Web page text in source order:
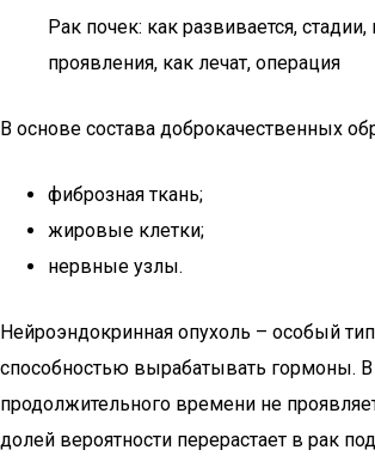
Рак почек: как развивается, стадии,
проявления, как лечат, операция
В основе состава доброкачественных
фиброзная ткань;
жировые клетки;
нервные узлы.
Нейроэндокринная опухоль – особый
способностью вырабатывать гормоны. В
продолжительного времени не
долей вероятности перерастает в рак